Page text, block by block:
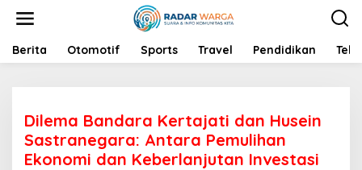
t
Berita Otomotif Sports Travel Pendidikan
Dilema Bandara Kertajati dan Husein
Sastranegara: Antara Pemulihan
Ekonomi dan Keberlanjutan Investasi